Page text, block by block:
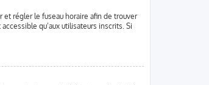
et régler le fuseau horaire afin de trouver
qu’aux utilisateurs inscrits. Si